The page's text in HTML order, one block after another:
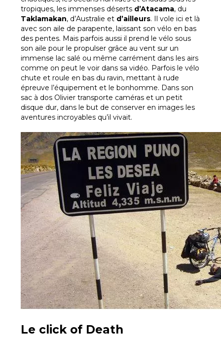
tropiques, les immenses déserts d’Atacama, du
Taklamakan, d’Australie et d’ailleurs. Il vole ici et là
avec son aile de parapente, laissant son vélo en bas
des pentes. Mais parfois aussi il prend le vélo sous
son aile pour le propulser grâce au vent sur un
immense lac salé ou même carrément dans les airs
comme on peut le voir dans sa vidéo. Parfois le vélo
chute et roule en bas du ravin, mettant à rude
épreuve l’équipement et le bonhomme. Dans son
sac à dos Olivier transporte caméras et un petit
disque dur, dans le but de conserver en images les
aventures incroyables qu’il vivait.
Le click of Death